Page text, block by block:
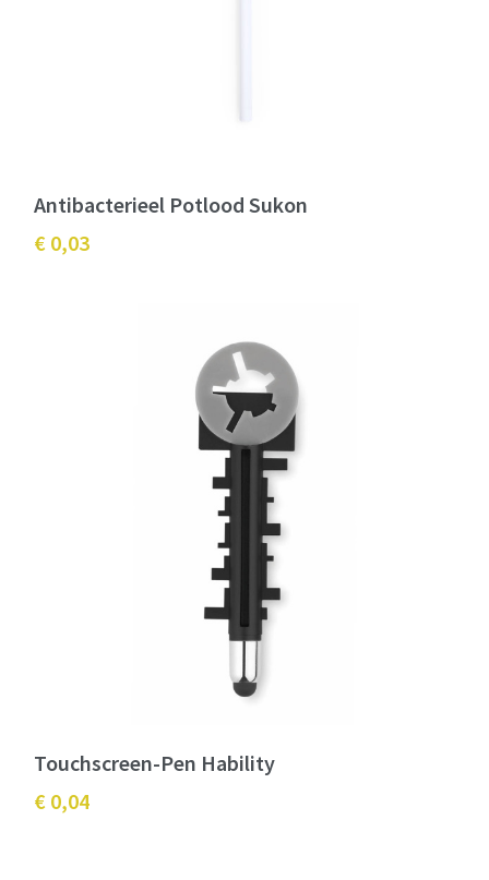
Antibacterieel Potlood Sukon
€ 0,03
Touchscreen-Pen Hability
€ 0,04